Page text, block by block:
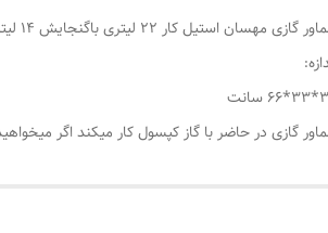
گازی مهسان استیل کار 22 لیتری باگنجایش 14 لیتر
گازی در حاضر با گاز کپسول کار میکند اگر